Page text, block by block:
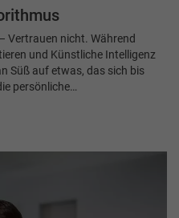
Vertrauen nicht. Während
und Künstliche Intelligenz
Süß auf etwas, das sich bis
persönliche…